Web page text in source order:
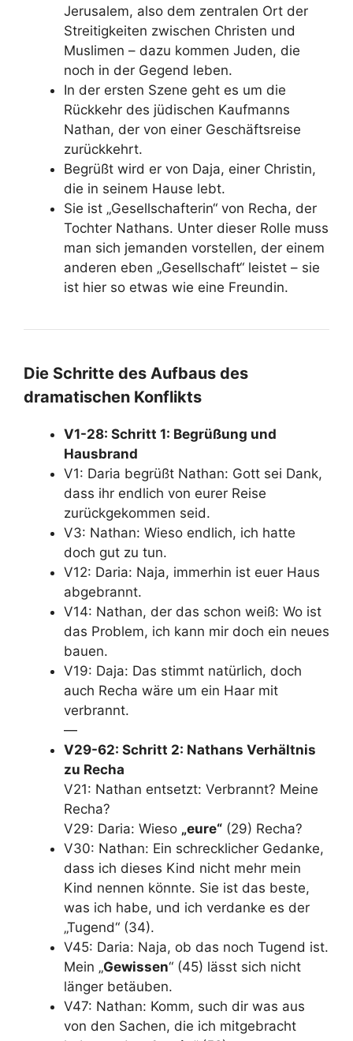
Jerusalem, also dem zentralen Ort der
Streitigkeiten zwischen Christen und
Muslimen – dazu kommen Juden, die
noch in der Gegend leben.
In der ersten Szene geht es um die
Rückkehr des jüdischen Kaufmanns
Nathan, der von einer Geschäftsreise
zurückkehrt.
Begrüßt wird er von Daja, einer Christin,
die in seinem Hause lebt.
Sie ist „Gesellschafterin“ von Recha, der
Tochter Nathans. Unter dieser Rolle muss
man sich jemanden vorstellen, der einem
anderen eben „Gesellschaft“ leistet – sie
ist hier so etwas wie eine Freundin.
Die Schritte des Aufbaus des
dramatischen Konflikts
V1-28: Schritt 1: Begrüßung und
Hausbrand
V1: Daria begrüßt Nathan: Gott sei Dank,
dass ihr endlich von eurer Reise
zurückgekommen seid.
V3: Nathan: Wieso endlich, ich hatte
doch gut zu tun.
V12: Daria: Naja, immerhin ist euer Haus
abgebrannt.
V14: Nathan, der das schon weiß: Wo ist
das Problem, ich kann mir doch ein neues
bauen.
V19: Daja: Das stimmt natürlich, doch
auch Recha wäre um ein Haar mit
verbrannt.
—
V29-62: Schritt 2: Nathans Verhältnis
zu Recha
V21: Nathan entsetzt: Verbrannt? Meine
Recha?
V29: Daria: Wieso „eure“ (29) Recha?
V30: Nathan: Ein schrecklicher Gedanke,
dass ich dieses Kind nicht mehr mein
Kind nennen könnte. Sie ist das beste,
was ich habe, und ich verdanke es der
„Tugend“ (34).
V45: Daria: Naja, ob das noch Tugend ist.
Mein „Gewissen“ (45) lässt sich nicht
länger betäuben.
V47: Nathan: Komm, such dir was aus
von den Sachen, die ich mitgebracht